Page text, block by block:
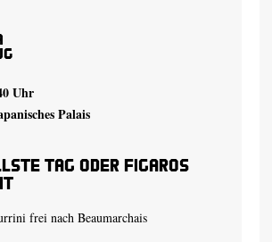
Uhr
Palais
Tag oder Figaros
frei nach Beaumarchais